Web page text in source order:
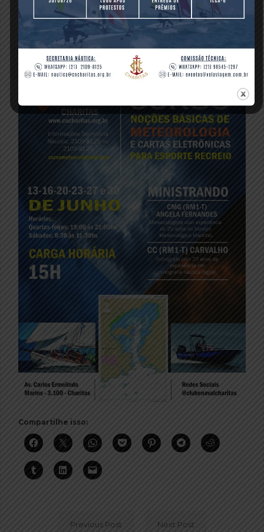
FICHA DE INSCRIÇÃO (clique aqui)
Informações na Secretaria Náutica do Clube: 2109-
8125 ou 2109-8126.
E-mail: cursometeoro@gmail.com
Compartilhe isso:
Previous Post Next Post